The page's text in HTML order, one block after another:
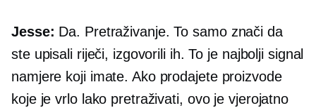
Jesse: Da. Pretraživanje. To samo znači da
ste upisali riječi, izgovorili ih. To je najbolji signal
namjere koji imate. Ako prodajete proizvode
koje je vrlo lako pretraživati, ovo je vjerojatno